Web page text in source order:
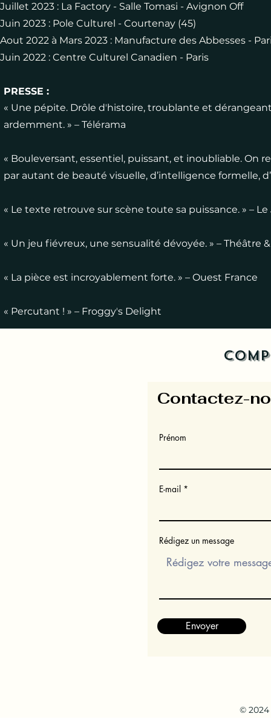
Juillet 2023 : La Factory - Salle Tomasi - Avignon Off
Juin 2023 : Pole Culturel - Courtenay (45)
Aout 2022 à Mars 2023 : Manufacture des Abbesses -
Juin 2022 : Centre Culturel Canadien - Paris
PRESSE :
« Une pépite. Drôle dʼhistoire, troublante et
ardemment. » – Télérama
« Bouleversant, essentiel, puissant, et inoubliable. On
par autant de beauté visuelle, d’intelligence formelle,
« Le texte retrouve sur scène toute sa puissance. » –
« Un jeu fiévreux, une sensualité dévoyée. » – Théâtre
« La pièce est incroyablement forte. » – Ouest France
« Percutant ! » – Froggyʼs Delight
Contactez-
Prénom
E-mail
Rédigez un message
Envoyer
©